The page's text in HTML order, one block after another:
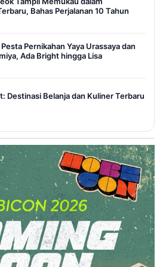
Bahas Perjalanan 10 Tahun
Pernikahan Yaya Urassaya dan
Ada Bright hingga Lisa
Destinasi Belanja dan Kuliner Terbaru